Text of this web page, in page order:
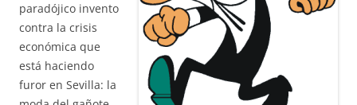
paradójico invento
contra la crisis
económica que
está haciendo
furor en Sevilla: la